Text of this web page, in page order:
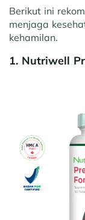
Berikut ini
menjaga
kehamilan.
1. Nutriwell